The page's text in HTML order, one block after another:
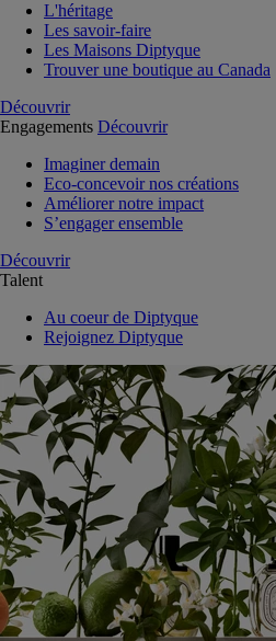
L'héritage
Les savoir-faire
Les Maisons Diptyque
Trouver une boutique au Canada
Découvrir
Engagements Découvrir
Imaginer demain
Eco-concevoir nos créations
Améliorer notre impact
S’engager ensemble
Découvrir
Talent
Au coeur de Diptyque
Rejoignez Diptyque